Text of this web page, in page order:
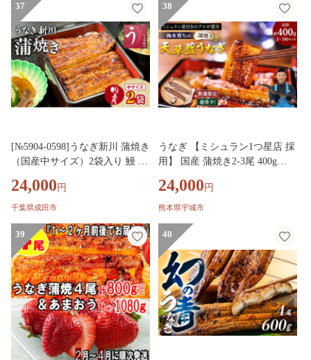
おすすめ
37
[№5904-0598]うなぎ新川 蒲焼き
（国産中サイズ）2袋入り 鰻 う
三河一色産 タレ付き うな重 冷
凍 成田市 千葉県
24,000 円
千葉県成田市
38
うなぎ 【ミシュラン1つ星店 採
用】 国産 蒲焼き2-3尾 400g
うなぎ 鰻 ニホンウナギ 惣菜 熊
本県産 九州 国産 冷凍
24,000 円
熊本県宇城市
39 40